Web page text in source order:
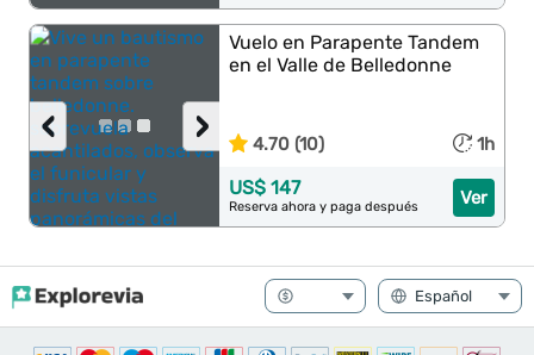
›
‹
Vuelo en Parapente Tandem
en el Valle de Belledonne
4.70 (10) 1h
Ver
US$ 147
Reserva ahora y paga después